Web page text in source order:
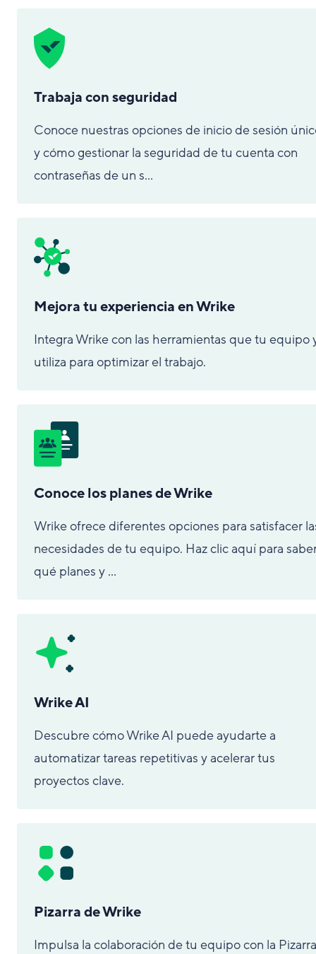
Trabaja con seguridad
Conoce nuestras opciones de inicio de sesión
y cómo gestionar la seguridad de tu cuenta con
contraseñas de un s...
Mejora tu experiencia en Wrike
Integra Wrike con las herramientas que tu equipo
utiliza para optimizar el trabajo.
Conoce los planes de Wrike
Wrike ofrece diferentes opciones para satisfacer
necesidades de tu equipo. Haz clic aquí para
qué planes y ...
Wrike AI
Descubre cómo Wrike AI puede ayudarte a
automatizar tareas repetitivas y acelerar tus
proyectos clave.
Pizarra de Wrike
Impulsa la colaboración de tu equipo con la Pizarra